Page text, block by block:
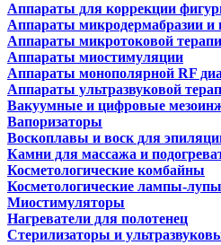
Аппараты для коррекции
Аппараты микродермабразии и
Аппараты микротоковой
Аппараты миостимуляции
Аппараты монополярной RF
Аппараты ультразвуковой
Вакуумные и цифровые
Вапоризаторы
Воскоплавы и воск для
Камни для массажа и
Косметологические комбайны
Косметологические лампы-лупы
Миостимуляторы
Нагреватели для полотенец
Стерилизаторы и